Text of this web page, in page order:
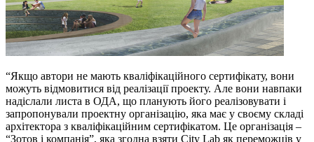
“Якщо автори не мають кваліфікаційного сертифікату, вони
можуть відмовитися від реалізації проекту. Але вони навпаки
надіслали листа в ОДА, що планують його реалізовувати і
запропонували проектну організацію, яка має у своєму складі
архітектора з кваліфікаційним сертифікатом. Це організація –
“Зотов і компанія”, яка згодна взяти City Lab як переможців у